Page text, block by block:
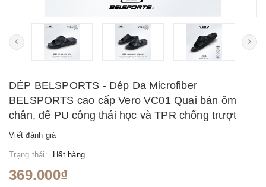
DÉP BELSPORTS - Dép Da Microfiber
BELSPORTS cao cấp Vero VC01 Quai bản ôm
chân, đế PU công thái học và TPR chống trượt
Viết đánh giá
Trạng thái: Hết hàng
369.000₫